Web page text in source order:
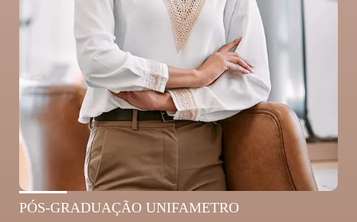
PÓS-GRADUAÇÃO UNIFAMETRO